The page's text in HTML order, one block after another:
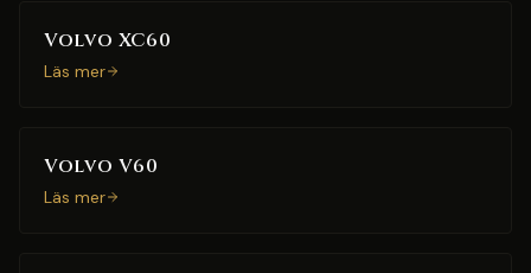
Volvo XC60
Läs mer
Volvo V60
Läs mer